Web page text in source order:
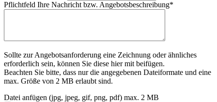
Pflichtfeld Ihre Nachricht bzw. Angebotsbeschreibung*
Sollte zur Angebotsanforderung eine Zeichnung oder ähnliches
erforderlich sein, können Sie diese hier mit beifügen.
Beachten Sie bitte, dass nur die angegebenen Dateiformate und eine
max. Größe von 2 MB erlaubt sind.
Datei anfügen (jpg, jpeg, gif, png, pdf) max. 2 MB